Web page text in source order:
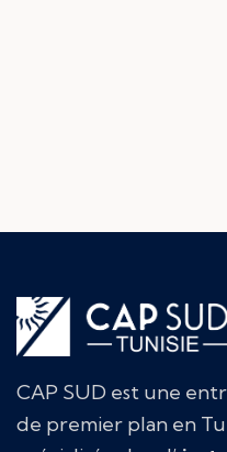
CAP SUD est une
de premier plan en